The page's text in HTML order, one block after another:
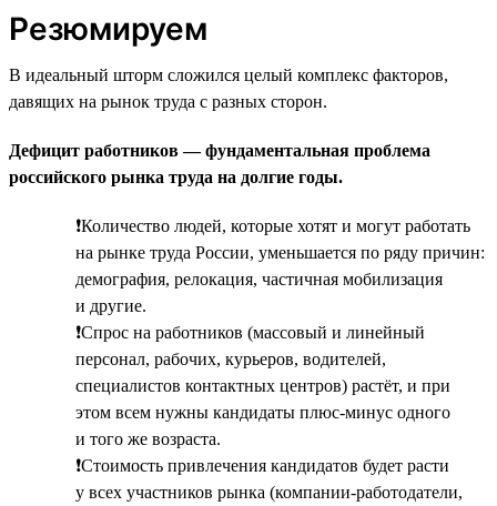
Резюмируем
В идеальный шторм сложился целый комплекс факторов,
давящих на рынок труда с разных сторон.
Дефицит работников — фундаментальная проблема
российского рынка труда на долгие годы.
❗Количество людей, которые хотят и могут работать
на рынке труда России, уменьшается по ряду причин:
демография, релокация, частичная мобилизация
и другие.
❗Спрос на работников (массовый и линейный
персонал, рабочих, курьеров, водителей,
специалистов контактных центров) растёт, и при
этом всем нужны кандидаты плюс-минус одного
и того же возраста.
❗Стоимость привлечения кандидатов будет расти
у всех участников рынка (компании-работодатели,